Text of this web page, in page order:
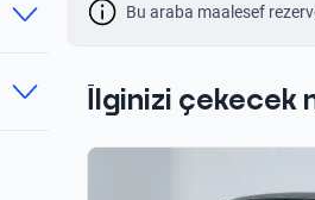
Bu araba maalesef
İlginizi çekecek